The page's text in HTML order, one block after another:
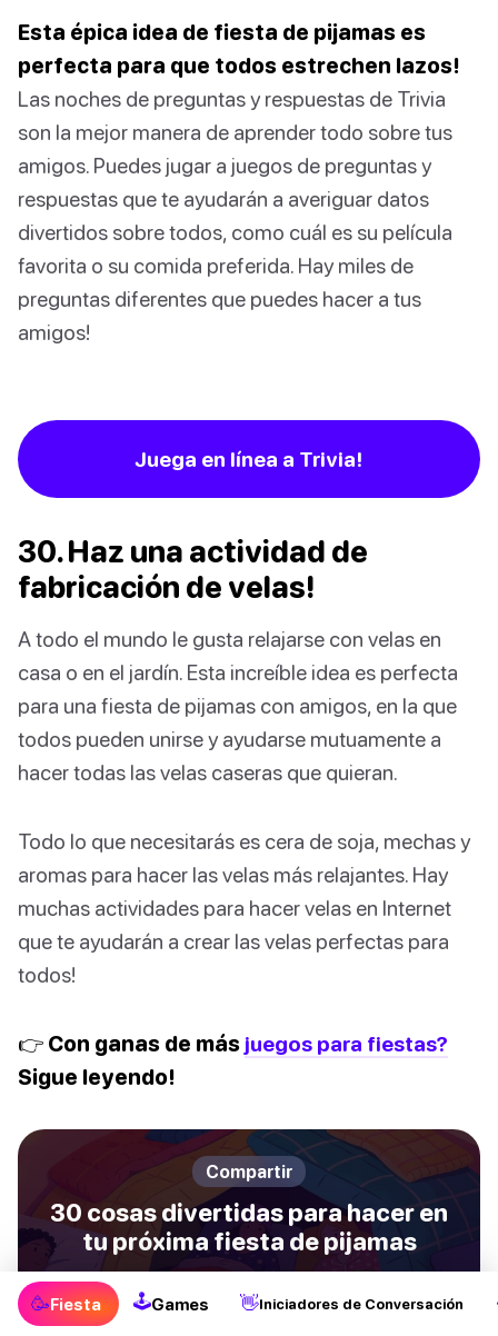
Esta épica idea de fiesta de pijamas es
perfecta para que todos estrechen lazos!
Las noches de preguntas y respuestas de Trivia
son la mejor manera de aprender todo sobre tus
amigos. Puedes jugar a juegos de preguntas y
respuestas que te ayudarán a averiguar datos
divertidos sobre todos, como cuál es su película
favorita o su comida preferida. Hay miles de
preguntas diferentes que puedes hacer a tus
amigos!
Juega en línea a Trivia!
30. Haz una actividad de
fabricación de velas!
A todo el mundo le gusta relajarse con velas en
casa o en el jardín. Esta increíble idea es perfecta
para una fiesta de pijamas con amigos, en la que
todos pueden unirse y ayudarse mutuamente a
hacer todas las velas caseras que quieran.
Todo lo que necesitarás es cera de soja, mechas y
aromas para hacer las velas más relajantes. Hay
muchas actividades para hacer velas en Internet
que te ayudarán a crear las velas perfectas para
todos!
👉 Con ganas de más juegos para fiestas?
Sigue leyendo!
Compartir
30 cosas divertidas para hacer en
tu próxima fiesta de pijamas
Facebook Pinterest
🥳Fiesta 🕹Games 👋Iniciadores de Conversación